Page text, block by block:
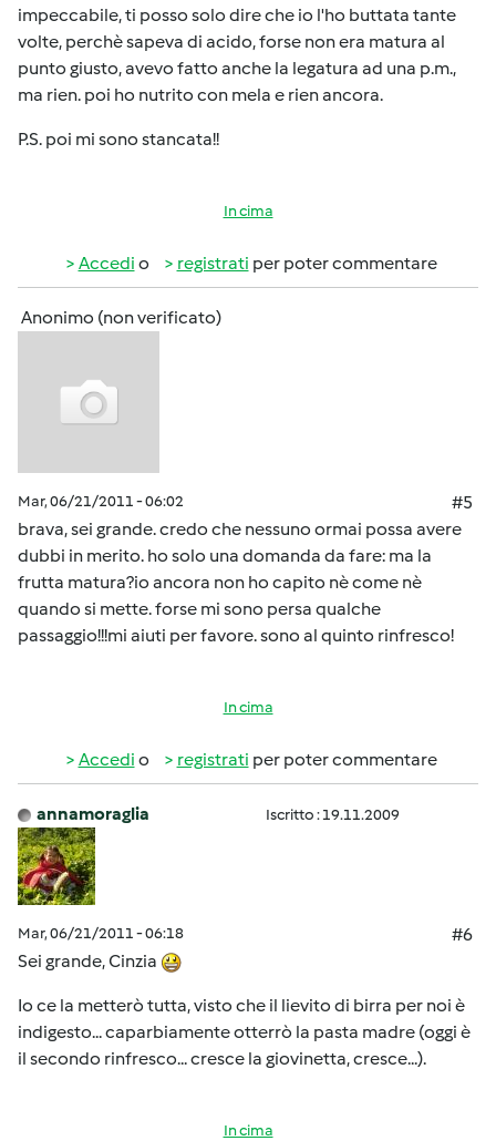
impeccabile, ti posso solo dire che io l'ho buttata tante
volte, perchè sapeva di acido, forse non era matura al
punto giusto, avevo fatto anche la legatura ad una p.m.,
ma rien. poi ho nutrito con mela e rien ancora.
P.S. poi mi sono stancata!!
In cima
Accedi o registrati per poter commentare
Anonimo (non verificato)
Mar, 06/21/2011 - 06:02
#5
brava, sei grande. credo che nessuno ormai possa avere
dubbi in merito. ho solo una domanda da fare: ma la
frutta matura?io ancora non ho capito nè come nè
quando si mette. forse mi sono persa qualche
passaggio!!!mi aiuti per favore. sono al quinto rinfresco!
In cima
Accedi o registrati per poter commentare
annamoraglia Iscritto : 19.11.2009
Mar, 06/21/2011 - 06:18
#6
Sei grande, Cinzia
Io ce la metterò tutta, visto che il lievito di birra per noi è
indigesto... caparbiamente otterrò la pasta madre (oggi è
il secondo rinfresco... cresce la giovinetta, cresce...).
In cima